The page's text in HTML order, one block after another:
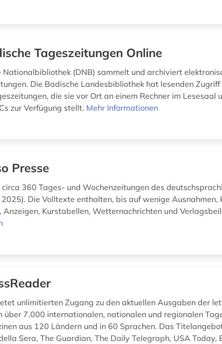
Tageszeitungen Online
Nationalbibliothek (DNB) sammelt und archiviert
Die Badische Landesbibliothek hat lesenden
die sie vor Ort an einem Rechner im Lesesaal
zur Verfügung stellt. Mehr Informationen
Presse
360 Tages- und Wochenzeitungen des
Die Volltexte enthalten, bis auf wenige Ausnahmen,
Anzeigen, Kurstabellen, Wetternachrichten und
unlimitierten Zugang zu den aktuellen Ausgaben der
über 7.000 internationalen, nationalen und regionalen
aus 120 Ländern und in 60 Sprachen. Das
Sera, The Guardian, The Daily Telegraph, USA Today,